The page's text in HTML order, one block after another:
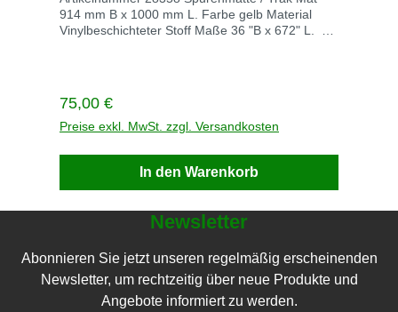
Werktagen Genaue Versandkosten auf Anfrage
+49 2247 6707
914 mm B x 1000 mm L. Farbe gelb Material
Vinylbeschichteter Stoff Maße 36 "B x 672" L.
Auffangwannen, ohne die Funktionalität zu
beeinträchtigen Das strapazierfähigen
Gewebe bildet eine glatte und gleichmäßige
Steine, Bauschutt usw.
Regulärer Preis:
75,00 €
Preise exkl. MwSt. zzgl. Versandkosten
In den Warenkorb
Newsletter
Abonnieren Sie jetzt unseren regelmäßig erscheinenden
Newsletter, um rechtzeitig über neue Produkte und
Angebote informiert zu werden.